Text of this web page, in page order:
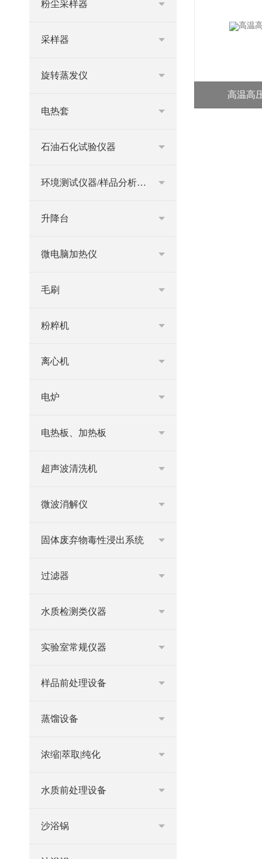
粉尘采样器
采样器
旋转蒸发仪
电热套
石油石化试验仪器
环境测试仪器/样品分析仪器
升降台
微电脑加热仪
毛刷
粉粹机
离心机
电炉
电热板、加热板
超声波清洗机
微波消解仪
固体废弃物毒性浸出系统
过滤器
水质检测类仪器
实验室常规仪器
样品前处理设备
蒸馏设备
浓缩|萃取|纯化
水质前处理设备
沙浴锅
高温高